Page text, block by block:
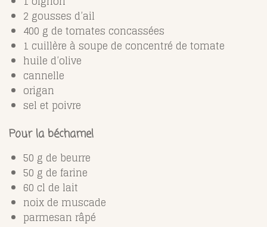
2 gousses d’ail
400 g de tomates concassées
1 cuillère à soupe de concentré de tomate
huile d’olive
cannelle
origan
sel et poivre
Pour la béchamel
50 g de beurre
50 g de farine
60 cl de lait
noix de muscade
parmesan râpé